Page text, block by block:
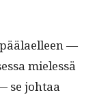
—
mielessä
se johtaa